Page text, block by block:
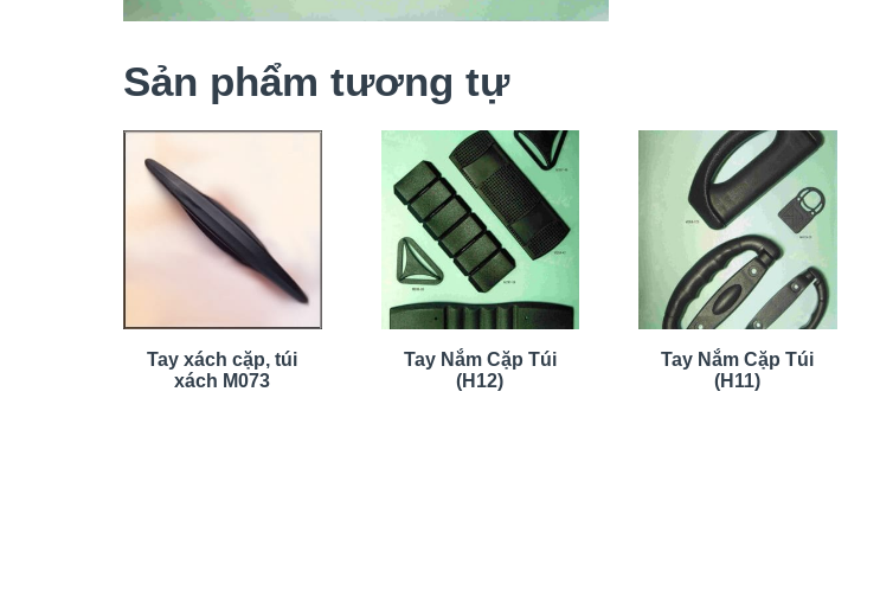
Sản phẩm tương tự
Tay xách cặp, túi
xách M073
Tay Nắm Cặp Túi
(H12)
Tay Nắm Cặp Túi
(H11)